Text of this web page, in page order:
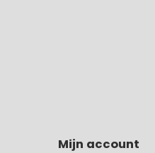
Mijn account